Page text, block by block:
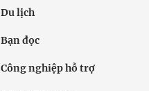
Du lịch
Bạn đọc
Công nghiệp hỗ trợ